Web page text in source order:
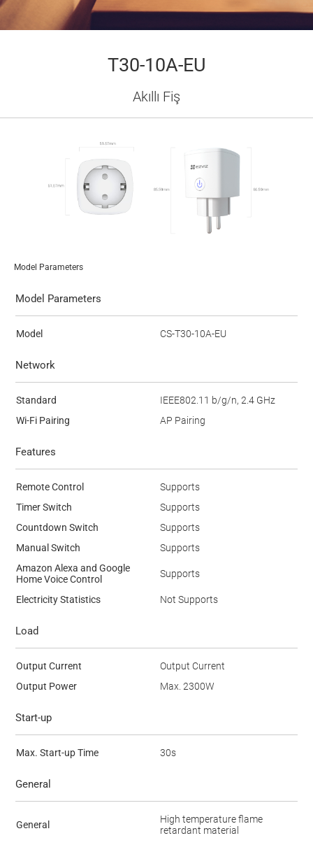
T30-10A-EU
Akıllı Fiş
Model Parameters
Model Parameters
Model CS-T30-10A-EU
Network
Standard
IEEE802.11 b/g/n, 2.4 GHz
Wi-Fi Pairing
AP Pairing
Features
Remote Control
Supports
Timer Switch
Supports
Countdown Switch
Supports
Manual Switch
Supports
Amazon Alexa and Google
Home Voice Control
Supports
Electricity Statistics Not Supports
Load
Output Current
Output Current
Output Power
Max. 2300W
Start-up
Max. Start-up Time 30s
General
General
High temperature flame
retardant material